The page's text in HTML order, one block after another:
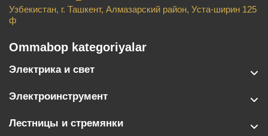
Узбекистан, г. Ташкент, Алмазарский район, Уста-ширин 125
ф
Ommabop kategoriyalar
Электрика и свет
Электроинструмент
Лестницы и стремянки